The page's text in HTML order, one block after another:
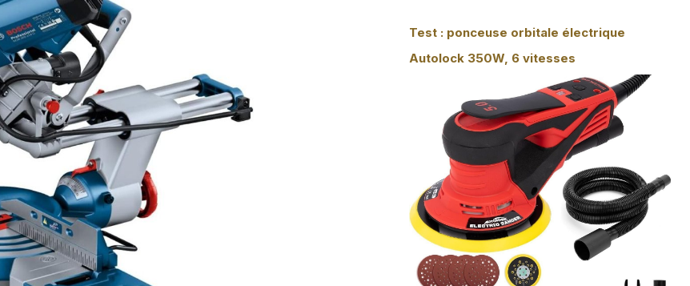
Test : ponceuse orbitale électrique
Autolock 350W, 6 vitesses